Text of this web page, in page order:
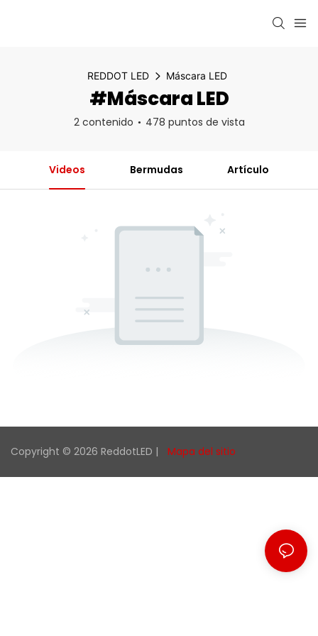
REDDOT LED Máscara LED
#Máscara LED
2 contenido 478 puntos de vista
Videos Bermudas Artículo
Copyright © 2026 ReddotLED | Mapa del sitio